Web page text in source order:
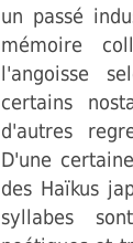
un passé
mémoire
l'angoisse
certains
d'autres
D'une
des Haïkus
syllabes